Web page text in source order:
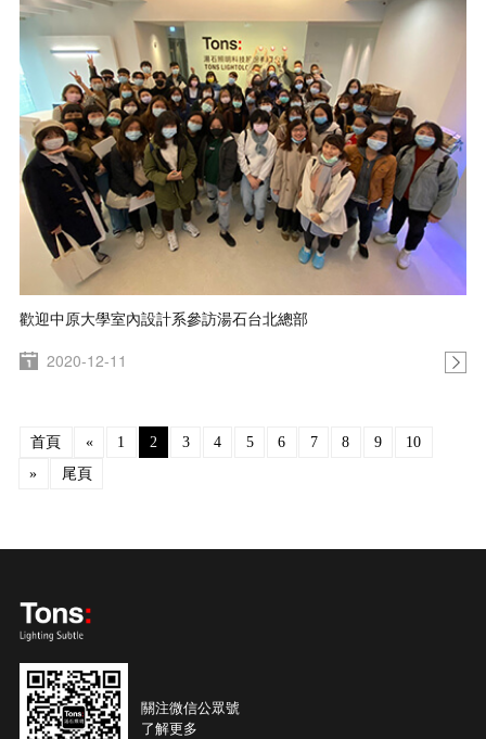
歡迎中原大學室內設計系參訪湯石台北總部
2020-12-11
首頁 « 1 2 3 4 5 6 7 8 9
10
»
尾頁
關注微信公眾號
了解更多